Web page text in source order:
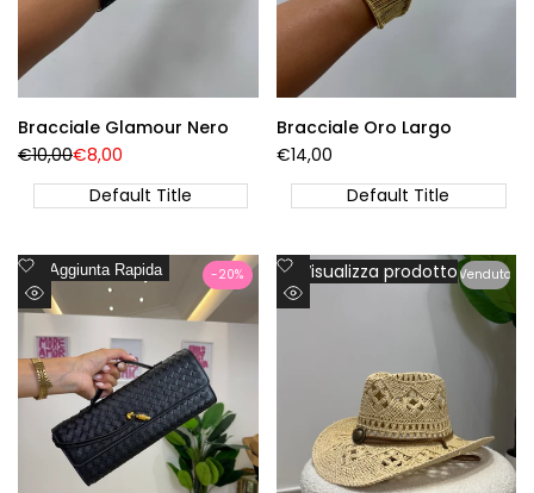
Bracciale Glamour Nero
Prezzo
€10,00Prezzo
vendita
€8,00
Default Title
Bracciale Oro Largo
Prezzo
vendita
€14,00
Default Title
-20%
Aggiunta Rapida
Aggiungi
alla
lista
dei
desideri
Visualizzazione
Rapida
Venduto
Visualizza prodotto
Aggiungi
alla